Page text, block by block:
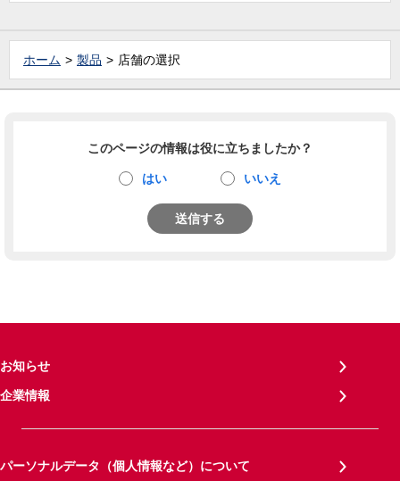
ホーム 製品 店舗の選択
このページの情報は役に立ちましたか？
はい いいえ
送信する
お知らせ
企業情報
パーソナルデータ（個人情報など）について